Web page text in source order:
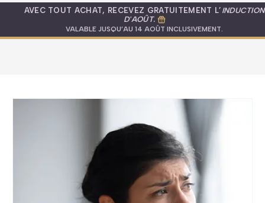
AVEC TOUT ACHAT, RECEVEZ GRATUITEMENT L’ INDUCTION
D'AOÛT.
VALABLE JUSQU’AU 14 AOÛT INCLUSIVEMENT.